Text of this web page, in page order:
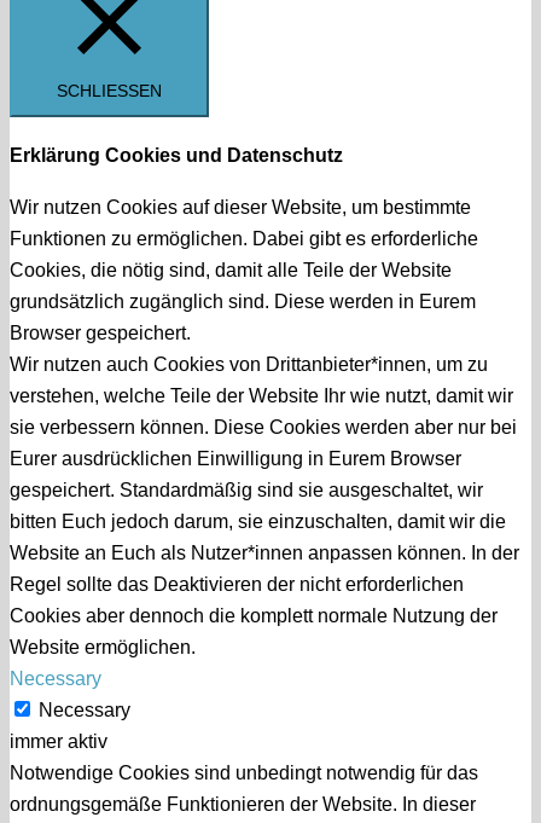
SCHLIESSEN
Erklärung Cookies und Datenschutz
Wir nutzen Cookies auf dieser Website, um bestimmte
Funktionen zu ermöglichen. Dabei gibt es erforderliche
Cookies, die nötig sind, damit alle Teile der Website
grundsätzlich zugänglich sind. Diese werden in Eurem
Browser gespeichert.
Wir nutzen auch Cookies von Drittanbieter*innen, um zu
verstehen, welche Teile der Website Ihr wie nutzt, damit wir
sie verbessern können. Diese Cookies werden aber nur bei
Eurer ausdrücklichen Einwilligung in Eurem Browser
gespeichert. Standardmäßig sind sie ausgeschaltet, wir
bitten Euch jedoch darum, sie einzuschalten, damit wir die
Website an Euch als Nutzer*innen anpassen können. In der
Regel sollte das Deaktivieren der nicht erforderlichen
Cookies aber dennoch die komplett normale Nutzung der
Website ermöglichen.
Necessary
Necessary
immer aktiv
Notwendige Cookies sind unbedingt notwendig für das
ordnungsgemäße Funktionieren der Website. In dieser